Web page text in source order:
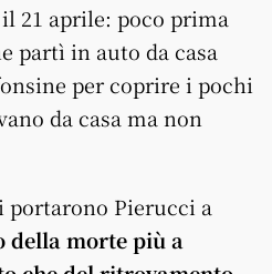
21 aprile: poco prima
partì in auto da casa
per coprire i pochi
da casa ma non
portarono Pierucci a
della morte più a